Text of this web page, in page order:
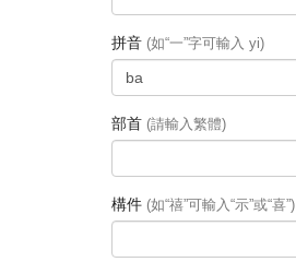
拼音 (如“一”字可輸入 yi)
部首 (請輸入繁體)
構件 (如“禧”可輸入“示”或“喜”)